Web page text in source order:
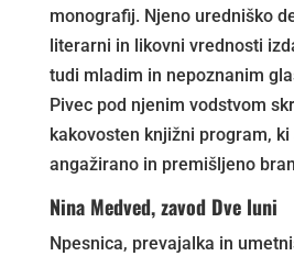
monografij. Njeno uredniško
literarni in likovni vrednosti
tudi mladim in nepoznanim
Pivec pod njenim vodstvom
kakovosten knjižni program, ki
angažirano in premišljeno
Nina Medved, zavod Dve luni
Npesnica, prevajalka in